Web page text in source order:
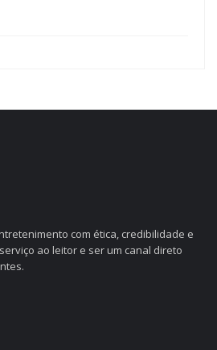
com ética, credibilidade e
ao leitor e ser um canal direto